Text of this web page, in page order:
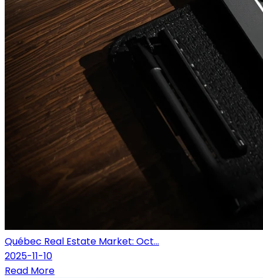
Québec Real Estate Market: Oct...
2025-11-10
Read More